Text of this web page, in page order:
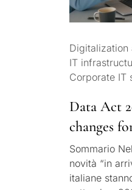
Digitalization
IT
Corporate IT
Data Act
changes
Sommario
novità “in
italiane